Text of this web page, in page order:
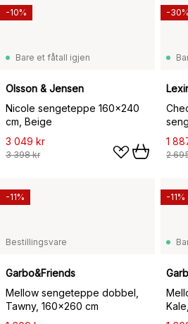
Bare et fåtall igjen
Olsson & Jensen
Nicole sengeteppe 160x240
cm, Beige
3 049 kr
3 398 kr
-10%
1
2
-30%
Bestillingsvare
Garbo&Friends
Mellow sengeteppe dobbel,
Tawny, 160x260 cm
-11% -11%